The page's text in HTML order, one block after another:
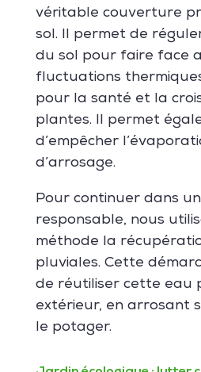
véritable couverture
sol. Il permet de
du sol pour faire face
fluctuations
pour la santé et la
plantes. Il permet
d’empêcher
d’arrosage.
Pour continuer dans
responsable, nous
méthode la
pluviales. Cette
de réutiliser cette eau
extérieur, en arrosant
le potager.